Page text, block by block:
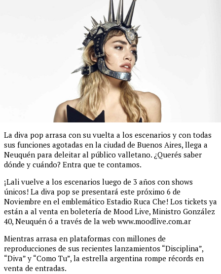
La diva pop arrasa con su vuelta a los escenarios y con todas
sus funciones agotadas en la ciudad de Buenos Aires, llega a
Neuquén para deleitar al público valletano. ¿Querés saber
dónde y cuándo? Entra que te contamos.
¡Lali vuelve a los escenarios luego de 3 años con shows
únicos! La diva pop se presentará este próximo 6 de
Noviembre en el emblemático Estadio Ruca Che! Los tickets ya
están a al venta en boletería de Mood Live, Ministro González
40, Neuquén ó a través de la web www.moodlive.com.ar
Mientras arrasa en plataformas con millones de
reproducciones de sus recientes lanzamientos “Disciplina”,
“Diva” y “Como Tu”, la estrella argentina rompe récords en
venta de entradas.